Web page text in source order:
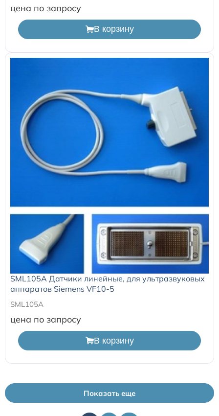
цена по запросу
В корзину
SML105A Датчики линейные, для ультразвуковых
аппаратов Siemens VF10-5
SML105A
цена по запросу
В корзину
Показать еще